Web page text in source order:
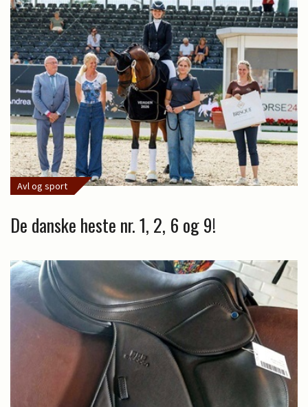
Avl og sport
De danske heste nr. 1, 2, 6 og 9!